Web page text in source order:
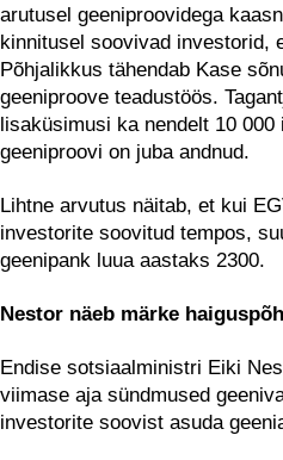
arutusel geeniproovidega
kinnitusel soovivad investorid,
Põhjalikkus tähendab Kase
geeniproove teadustöös.
lisaküsimusi ka nendelt 10
geeniproovi on juba andnud.
Lihtne arvutus näitab, et kui
investorite soovitud tempos,
geenipank luua aastaks 2300.
Nestor näeb märke
Endise sotsiaalministri Eiki
viimase aja sündmused
investorite soovist asuda